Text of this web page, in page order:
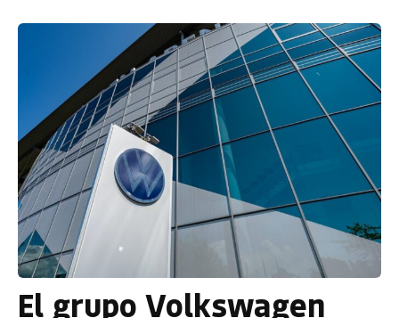
El grupo Volkswagen